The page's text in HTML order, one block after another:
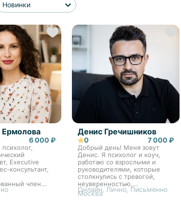
Новинки
Ермолова
6 000 ₽
Executive
консультант,
член
Денис Гречишников
0 7 000 ₽
Добрый день! Меня зовут
Денис. Я психолог и коуч,
работаю со взрослыми и
руководителями, которые
столкнулись с тревогой,
неуверенностью,
выгоранием, внутренними
конфликтами или
Онлайн, Лично, Письменно
Москва